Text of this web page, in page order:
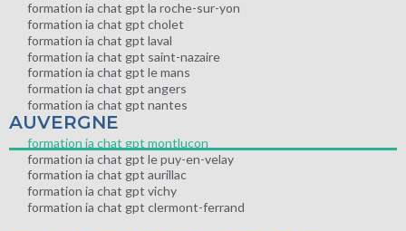
formation ia chat gpt la roche-sur-yon
formation ia chat gpt cholet
formation ia chat gpt laval
formation ia chat gpt saint-nazaire
formation ia chat gpt le mans
formation ia chat gpt angers
formation ia chat gpt nantes
AUVERGNE
formation ia chat gpt montluçon
formation ia chat gpt le puy-en-velay
formation ia chat gpt aurillac
formation ia chat gpt vichy
formation ia chat gpt clermont-ferrand